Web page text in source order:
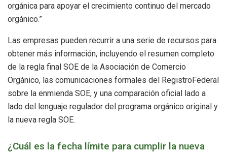
orgánica para apoyar el crecimiento continuo del mercado
orgánico.”
Las empresas pueden recurrir a una serie de recursos para
obtener más información, incluyendo el resumen completo
de la regla final SOE de la Asociación de Comercio
Orgánico, las comunicaciones formales del RegistroFederal
sobre la enmienda SOE, y una comparación oficial lado a
lado del lenguaje regulador del programa orgánico original y
la nueva regla SOE.
¿Cuál es la fecha límite para cumplir la nueva